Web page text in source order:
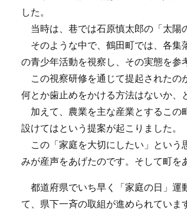
した。
当時は、巷では石原慎太郎の「太陽
そのような中で、鶴田町では、各集
の青少年活動を視察し、その実態を参
この視察研修を通じて提起されたの
何とか歯止めをかける方法はないか、
加えて、農業を主な産業とするこの
設けてはという提案が起こりました。
この「家庭を大切にしたい」という
みが産声をあげたのです。そして町を
都道府県でいち早く「家庭の日」運
て、県下一斉の取組が進められていま